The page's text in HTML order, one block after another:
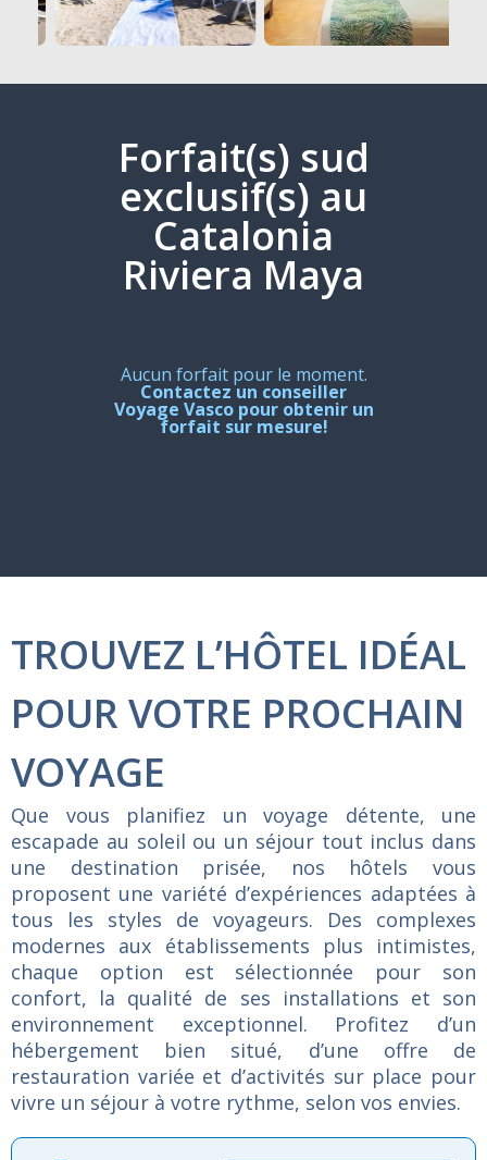
Forfait(s) sud
exclusif(s) au
Catalonia
Riviera Maya
Aucun forfait pour le moment.
Contactez un conseiller
Voyage Vasco pour obtenir un
forfait sur mesure!
TROUVEZ L’HÔTEL IDÉAL
POUR VOTRE PROCHAIN
VOYAGE
Que vous planifiez un voyage détente, une
escapade au soleil ou un séjour tout inclus dans
une destination prisée, nos hôtelsvous
proposent une variété d’expériences adaptées à
tous les styles de voyageurs. Des complexes
modernes aux établissements plus intimistes,
chaque option est sélectionnée pour son
confort, la qualité de ses installations et son
environnement exceptionnel. Profitez d’un
hébergement bien situé, d’une offre de
restauration variée et d’activités sur place pour
vivre un séjour à votre rythme, selon vos envies.